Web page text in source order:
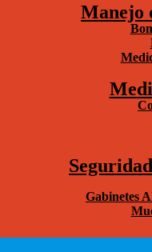
Manejo
Gabinetes